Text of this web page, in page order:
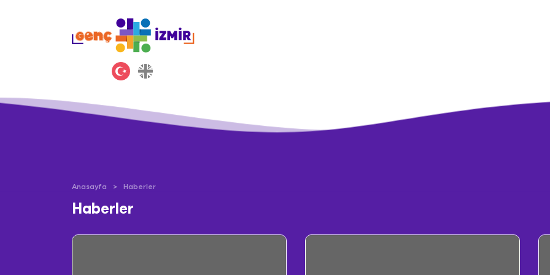
Anasayfa Haberler
Haberler